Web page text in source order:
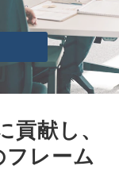
貢献し、
フレーム